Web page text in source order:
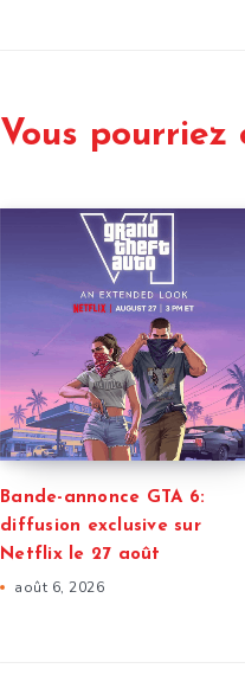
Vous
Bande-annonce GTA 6:
diffusion exclusive sur
Netflix le 27 août
août 6, 2026